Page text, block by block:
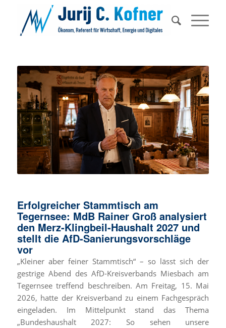
Erfolgreicher Stammtisch am
Tegernsee: MdB Rainer Groß analysiert
den Merz-Klingbeil-Haushalt 2027 und
stellt die AfD-Sanierungsvorschläge
vor
„Kleiner aber feiner Stammtisch“ – so lässt sich der
gestrige Abend des AfD-Kreisverbands Miesbach am
Tegernsee treffend beschreiben. Am Freitag, 15. Mai
2026, hatte der Kreisverband zu einem Fachgespräch
eingeladen. Im Mittelpunkt stand das Thema
„Bundeshaushalt 2027: So sehen unsere